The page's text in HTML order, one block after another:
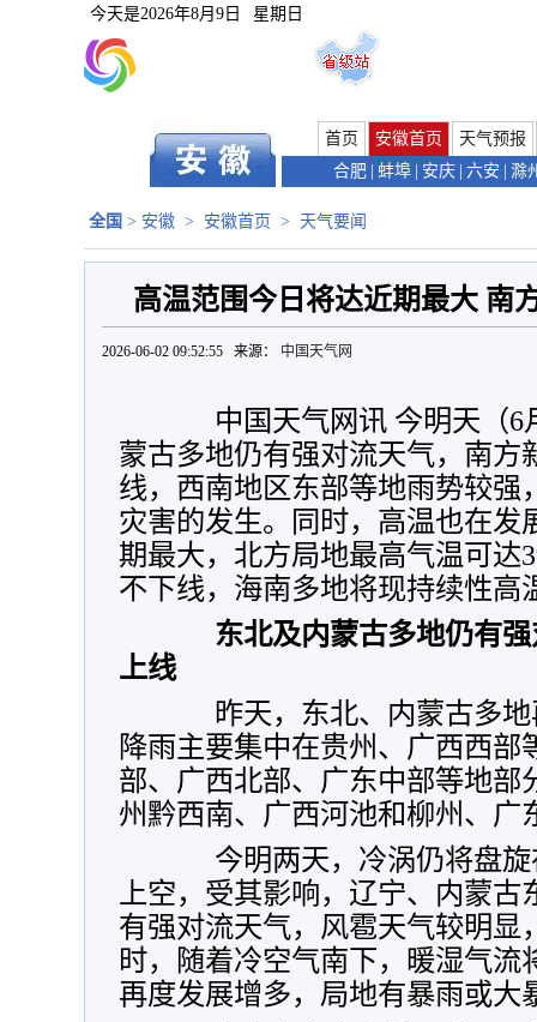
今天是2026年8月9日 星期日
首页 安徽首页
天气预报
合肥 蚌埠 安庆 六安 滁
全国 > 安徽 > 安徽首页 > 天气要闻
高温范围今日将达近期最大 南
2026-06-02 09:52:55 来源： 中国天气网
中国天气网讯 今明天（6
蒙古多地仍有强对流天气，南方
线，西南地区东部等地雨势较强
灾害的发生。同时，高温也在发
期最大，北方局地最高气温可
不下线，海南多地将现持续性高
东北及内蒙古多地仍有
上线
昨天，东北、内蒙古多地
降雨主要集中在贵州、广西西部
部、广西北部、广东中部等地部
州黔西南、广西河池和柳州、广
今明两天，冷涡仍将盘旋
上空，受其影响，辽宁、内蒙
有强对流天气，风雹天气较明显
时，随着冷空气南下，暖湿气流
再度发展增多，局地有暴雨或大